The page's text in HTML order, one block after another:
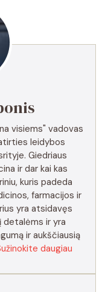
visiems" vadovas
leidybos
Giedriaus
ir dar kai kas
kuris padeda
farmacijos ir
yra atsidavęs
detalėms ir yra
ir aukščiausią
daugiau